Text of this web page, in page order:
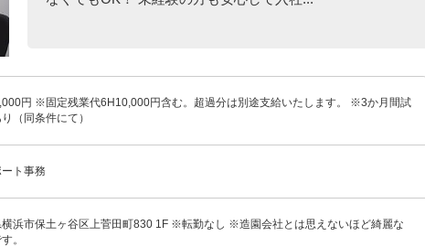
円 ※固定残業代6H10,000円含む。超過分は別途支給いたします。 ※3か月間試
（同条件にて）
ト事務
浜市保土ヶ谷区上菅田町830 1F ※転勤なし ※造園会社とは思えないほど綺麗な
。